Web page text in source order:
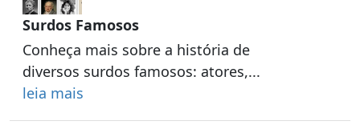
Surdos Famosos
Conheça mais sobre a história de
diversos surdos famosos: atores,...
leia mais